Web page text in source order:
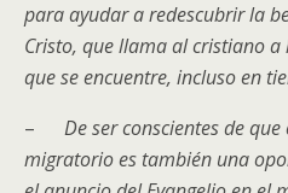
para ayudar a redescubrir la
Cristo, que llama al cristiano
que se encuentre, incluso en
–
De ser conscientes de
migratorio es también una